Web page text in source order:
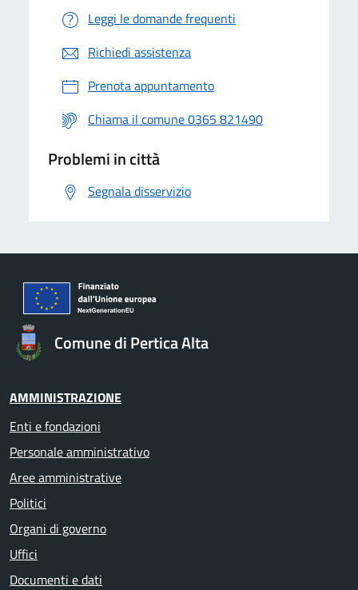
Leggi le domande frequenti
Richiedi assistenza
Prenota appuntamento
Chiama il comune 0365 821490
Problemi in città
Segnala disservizio
Comune di Pertica Alta
AMMINISTRAZIONE
Enti e fondazioni
Personale amministrativo
Aree amministrative
Politici
Organi di governo
Uffici
Documenti e dati